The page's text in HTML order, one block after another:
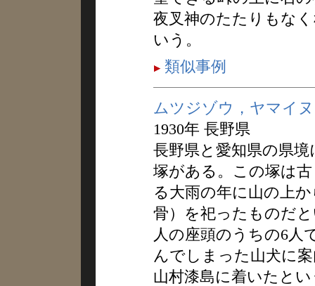
夜叉神のたたりもな
いう。
類似事例
ムツジゾウ，ヤマイヌ
1930年 長野県
長野県と愛知県の県
塚がある。この塚は
る大雨の年に山の上
骨）を祀ったものだ
人の座頭のうちの6人
んでしまった山犬に
山村漆島に着いたと